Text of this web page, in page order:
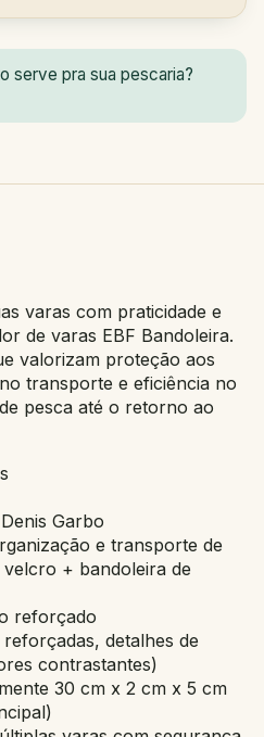
serve pra sua pescaria?
varas com praticidade e
de varas EBF Bandoleira.
valorizam proteção aos
transporte e eficiência no
pesca até o retorno ao
Garbo
e transporte de
+ bandoleira de
reforçado
detalhes de
contrastantes)
30 cm x 2 cm x 5 cm